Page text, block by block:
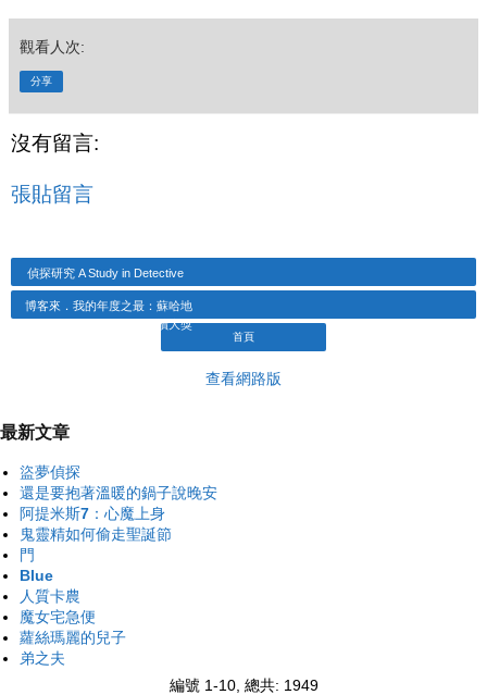
觀看人次:
分享
沒有留言:
張貼留言
偵探研究 A Study in Detective
博客來．我的年度之最：蘇哈地
08年閱讀大獎
首頁
查看網路版
最新文章
盜夢偵探
還是要抱著溫暖的鍋子說晚安
阿提米斯7：心魔上身
鬼靈精如何偷走聖誕節
門
Blue
人質卡農
魔女宅急便
蘿絲瑪麗的兒子
弟之夫
編號 1-10, 總共: 1949